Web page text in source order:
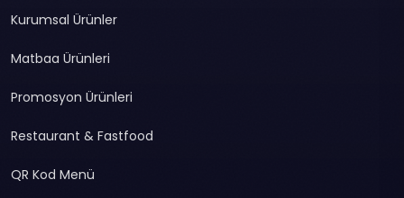
Kurumsal Ürünler
Matbaa Ürünleri
Promosyon Ürünleri
Restaurant & Fastfood
QR Kod Menü